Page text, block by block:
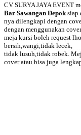
CV SURYA JAYA EVENT
Bar Sawangan Depok siap
nya dilengkapi dengan
dengan menggunakan
meja kursi boleh request
bersih,wangi,tidak lecek,
tidak lusuh,tidak robek.
cover atau bisa juga